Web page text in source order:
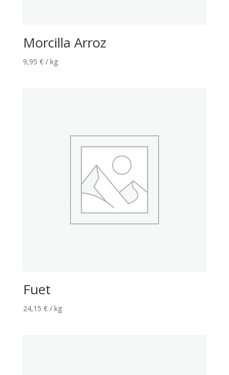
Morcilla Arroz
9,95 € / kg
Fuet
24,15 € / kg